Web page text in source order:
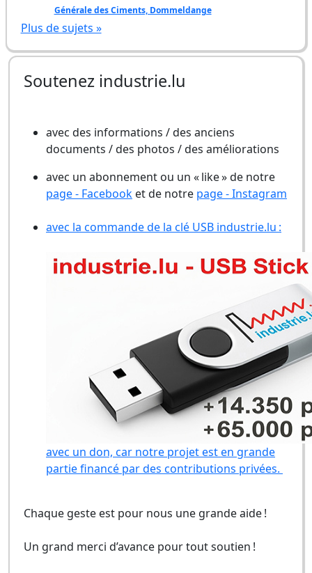
Générale des Ciments, Dommeldange
Plus de sujets »
Soutenez industrie.lu
avec des informations / des anciens
documents / des photos / des améliorations
avec un abonnement ou un « like » de notre
page - Facebook et de notre page - Instagram
avec la commande de la clé USB industrie.lu :
avec un don, car notre projet est en grande
partie financé par des contributions privées.
Chaque geste est pour nous une grande aide !
Un grand merci d’avance pour tout soutien !